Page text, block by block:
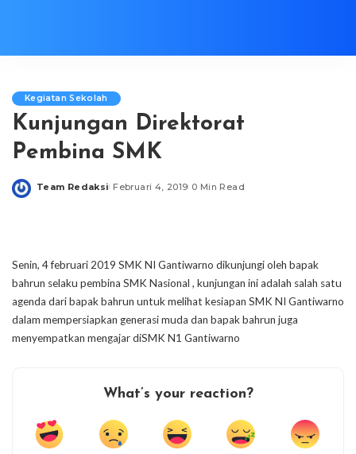
Kegiatan Sekolah
Kunjungan Direktorat
Pembina SMK
Posted
Team Redaksi Februari 4, 2019 0 Min Read
Senin, 4 februari 2019 SMK NI Gantiwarno dikunjungi oleh bapak
bahrun selaku pembina SMK Nasional , kunjungan ini adalah salah satu
agenda dari bapak bahrun untuk melihat kesiapan SMK NI Gantiwarno
dalam mempersiapkan generasi muda dan bapak bahrun juga
menyempatkan mengajar diSMK N1 Gantiwarno
What’s your reaction?